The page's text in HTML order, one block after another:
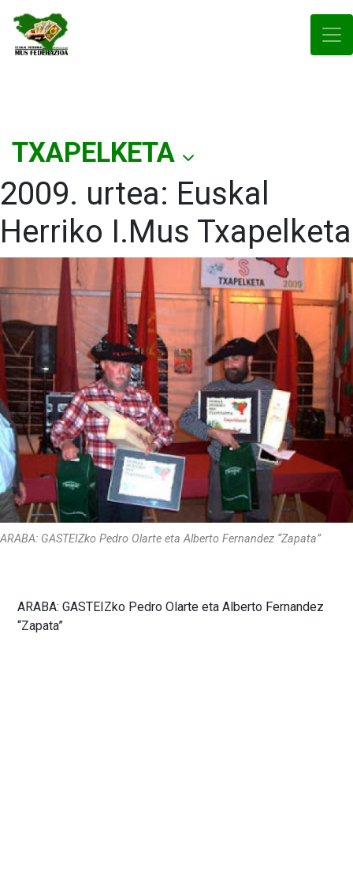
TXAPELKETA
2009. urtea: Euskal
Herriko I.Mus Txapelketa
ARABA: GASTEIZko Pedro Olarte eta Alberto Fernandez “Zapata”
ARABA: GASTEIZko Pedro Olarte eta Alberto Fernandez
“Zapata”